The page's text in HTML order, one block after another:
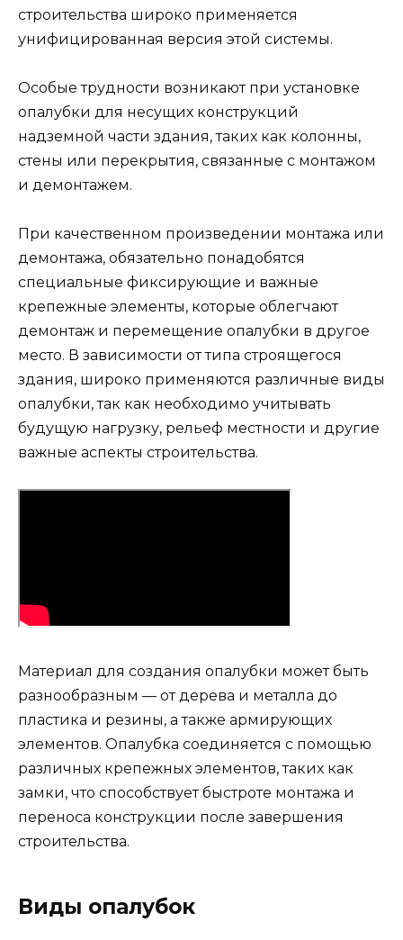
строительства широко применяется
унифицированная версия этой системы.
Особые трудности возникают при установке
опалубки для несущих конструкций
надземной части здания, таких как колонны,
стены или перекрытия, связанные с монтажом
и демонтажем.
При качественном произведении монтажа или
демонтажа, обязательно понадобятся
специальные фиксирующие и важные
крепежные элементы, которые облегчают
демонтаж и перемещение опалубки в другое
место. В зависимости от типа строящегося
здания, широко применяются различные виды
опалубки, так как необходимо учитывать
будущую нагрузку, рельеф местности и другие
важные аспекты строительства.
Материал для создания опалубки может быть
разнообразным — от дерева и металла до
пластика и резины, а также армирующих
элементов. Опалубка соединяется с помощью
различных крепежных элементов, таких как
замки, что способствует быстроте монтажа и
переноса конструкции после завершения
строительства.
Виды опалубок